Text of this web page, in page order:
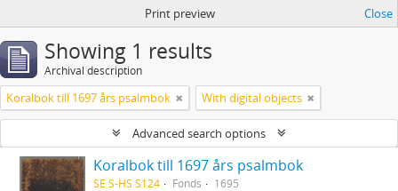
Print preview Close
Showing 1 results
Archival description
Koralbok till 1697 års psalmbok With digital objects
Advanced search options
Koralbok till 1697 års psalmbok
SE S-HS S124 Fonds 1695